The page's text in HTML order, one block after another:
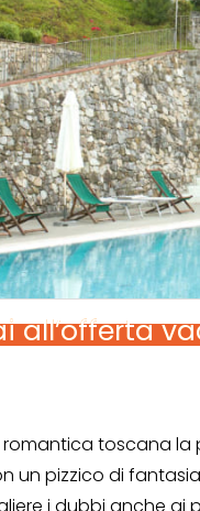
all’offerta
romantica toscana
un pizzico di
i dubbi anche ai